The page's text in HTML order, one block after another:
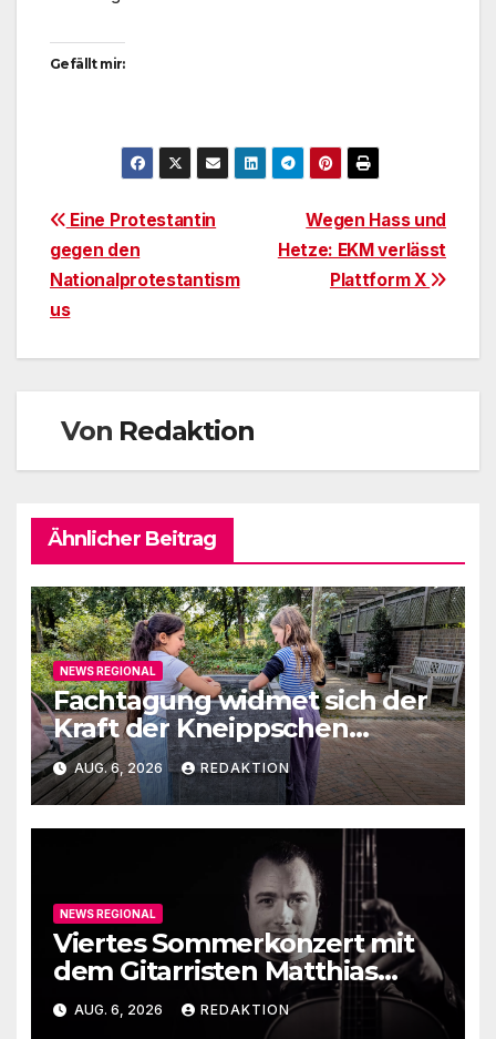
Gefällt mir:
BeitragsnavigationWegen Hass und
Hetze: EKM verlässt
Plattform X
Eine Protestantin
gegen den
Nationalprotestantism
us
Von Redaktion
Ähnlicher Beitrag
NEWS REGIONAL
Fachtagung widmet sich der
Kraft der Kneippschen
Elemente
AUG. 6, 2026 REDAKTION
NEWS REGIONAL
Viertes Sommerkonzert mit
dem Gitarristen Matthias
Ehrig
AUG. 6, 2026 REDAKTION